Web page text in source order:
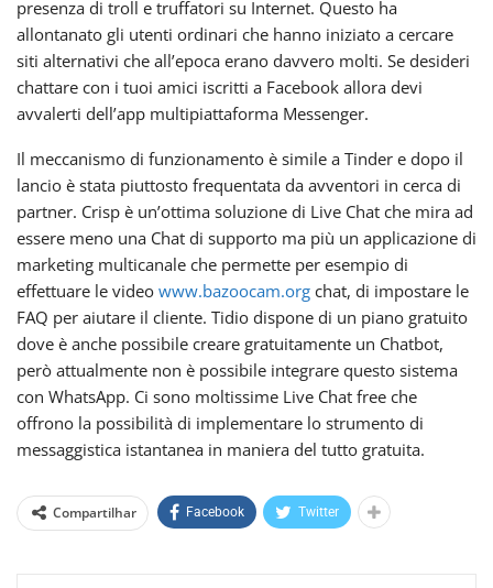
presenza di troll e truffatori su Internet. Questo ha
allontanato gli utenti ordinari che hanno iniziato a cercare
siti alternativi che all’epoca erano davvero molti. Se desideri
chattare con i tuoi amici iscritti a Facebook allora devi
avvalerti dell’app multipiattaforma Messenger.
Il meccanismo di funzionamento è simile a Tinder e dopo il
lancio è stata piuttosto frequentata da avventori in cerca di
partner. Crisp è un’ottima soluzione di Live Chat che mira ad
essere meno una Chat di supporto ma più un applicazione di
marketing multicanale che permette per esempio di
effettuare le video www.bazoocam.org chat, di impostare le
FAQ per aiutare il cliente. Tidio dispone di un piano gratuito
dove è anche possibile creare gratuitamente un Chatbot,
però attualmente non è possibile integrare questo sistema
con WhatsApp. Ci sono moltissime Live Chat free che
offrono la possibilità di implementare lo strumento di
messaggistica istantanea in maniera del tutto gratuita.
Compartilhar Facebook Twitter